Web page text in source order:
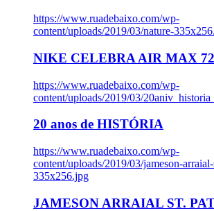
https://www.ruadebaixo.com/wp-
content/uploads/2019/03/nature-
NIKE CELEBRA AIR MAX
https://www.ruadebaixo.com/wp-
content/uploads/2019/03/
20 anos de HISTÓRIA
https://www.ruadebaixo.com/wp-
content/uploads/2019/03/jameson-
335x256.jpg
JAMESON ARRAIAL ST.